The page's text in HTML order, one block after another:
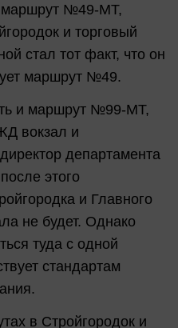
маршрут №49-МТ,
и торговый
стал тот факт, что он
маршрут №49.
и маршрут №99-МТ,
вокзал и
департамента
этого
и Главного
не будет. Однако
туда с одной
стандартам
в Стройгородок и